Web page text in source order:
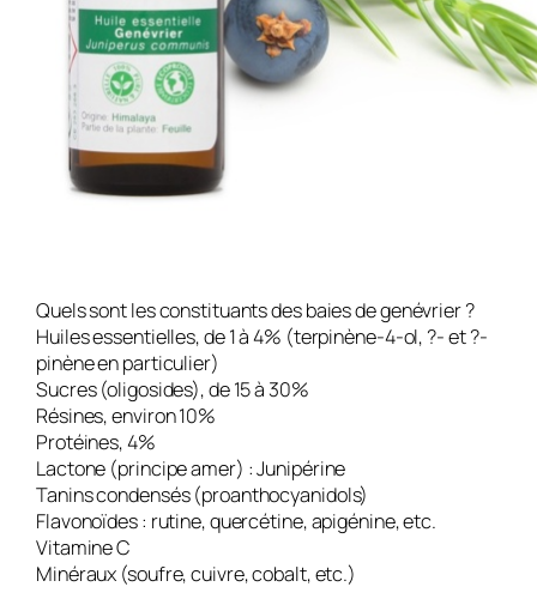
Quels sont les constituants des baies de genévrier ?
Huiles essentielles, de 1 à 4% (terpinène-4-ol, ?- et?-
pinène en particulier)
Sucres (oligosides), de 15 à 30%
Résines, environ 10%
Protéines, 4%
Lactone (principe amer) : Junipérine
Tanins condensés (proanthocyanidols)
Flavonoïdes : rutine, quercétine, apigénine, etc.
Vitamine C
Minéraux (soufre, cuivre, cobalt, etc.)